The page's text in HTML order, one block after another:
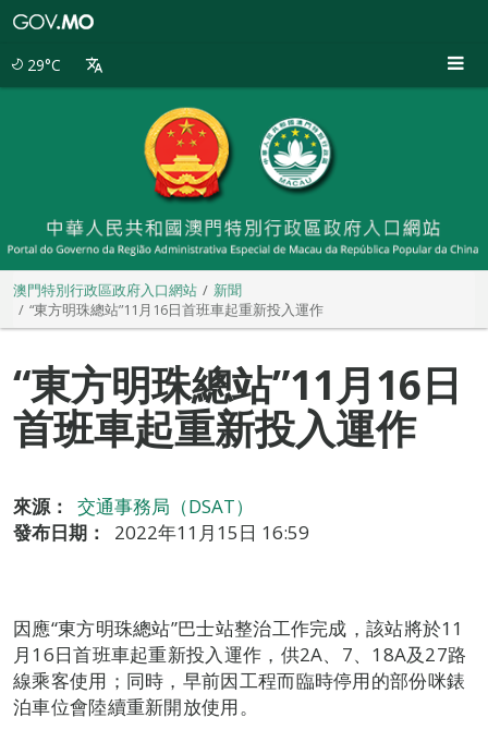
29°C
澳門特別行政區政府入口網站
新聞
“東方明珠總站”11月16日首班車起重新投入運作
“東方明珠總站”11月16日
首班車起重新投入運作
來源：
交通事務局（DSAT）
發布日期：
2022年11月15日 16:59
因應“東方明珠總站”巴士站整治工作完成，該站將於11
月16日首班車起重新投入運作，供2A、7、18A及27路
線乘客使用；同時，早前因工程而臨時停用的部份咪錶
泊車位會陸續重新開放使用。